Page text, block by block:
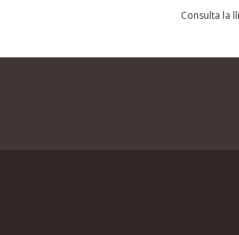
Consulta la